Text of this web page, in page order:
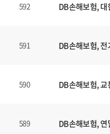
592 DB손해보험,
591 DB손해보험,
590 DB손해보험,
589 DB손해보험,